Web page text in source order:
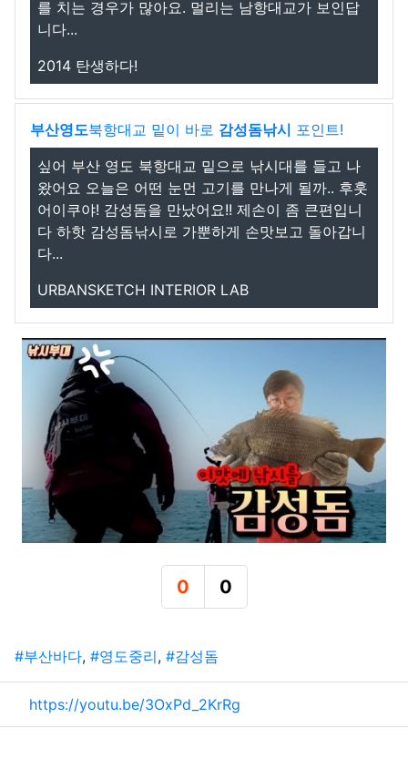
를 치는 경우가 많아요. 멀리는 남항대교가 보인답
니다...
2014 탄생하다!
부산영도북항대교 밑이 바로 감성돔낚시 포인트!
싶어 부산 영도 북항대교 밑으로 낚시대를 들고 나
왔어요 오늘은 어떤 눈먼 고기를 만나게 될까.. 후훗
어이쿠야! 감성돔을 만났어요!! 제손이 좀 큰편입니
다 하핫 감성돔낚시로 가뿐하게 손맛보고 돌아갑니
다...
URBANSKETCH INTERIOR LAB
0
추천
0
비추천
태그
#부산바다, #영도중리, #감성돔
관련자료
https://youtu.be/3OxPd_2KrRg